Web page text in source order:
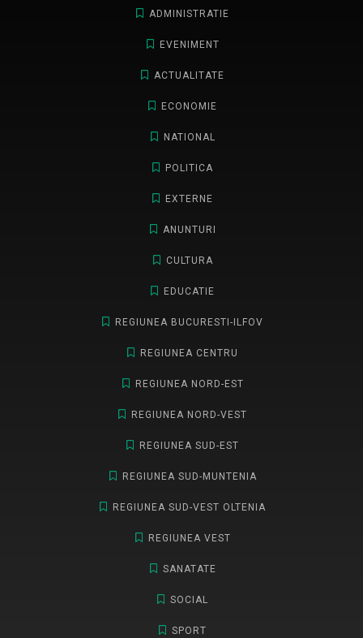
ADMINISTRATIE
EVENIMENT
ACTUALITATE
ECONOMIE
NATIONAL
POLITICA
EXTERNE
ANUNTURI
CULTURA
EDUCATIE
REGIUNEA BUCURESTI-ILFOV
REGIUNEA CENTRU
REGIUNEA NORD-EST
REGIUNEA NORD-VEST
REGIUNEA SUD-EST
REGIUNEA SUD-MUNTENIA
REGIUNEA SUD-VEST OLTENIA
REGIUNEA VEST
SANATATE
SOCIAL
SPORT